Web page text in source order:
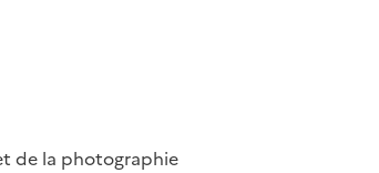
de la photographie